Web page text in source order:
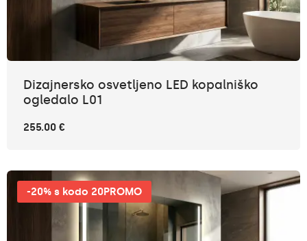
Dizajnersko osvetljeno LED kopalniško
ogledalo L01
255.00 €
-20% s kodo 20PROMO